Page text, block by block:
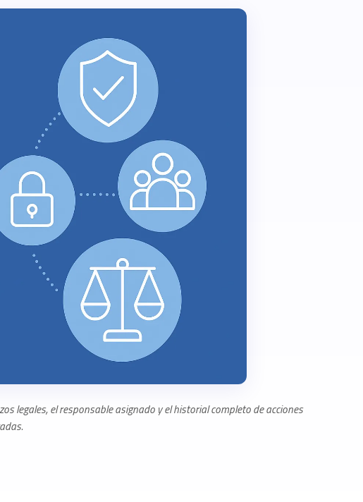
legales, el responsable asignado y el historial completo de acciones